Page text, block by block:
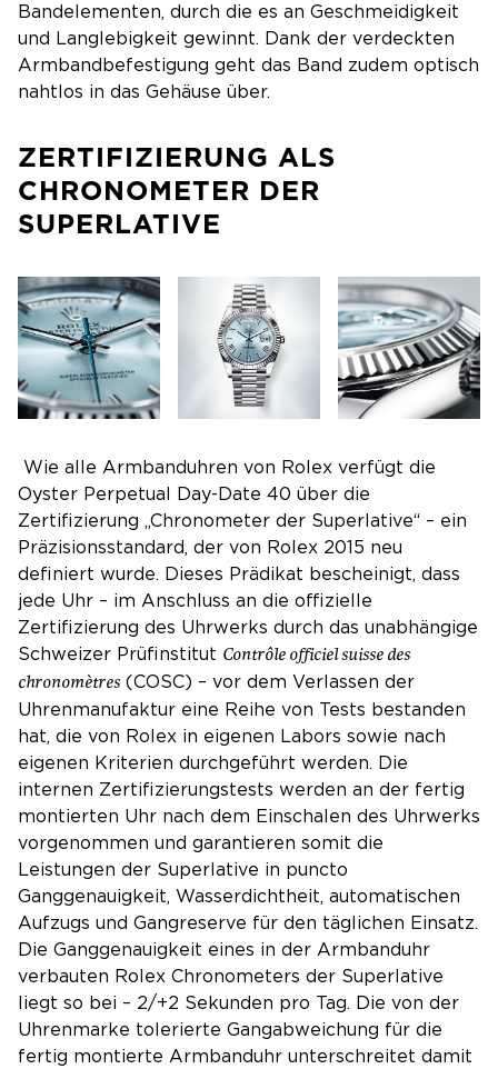
Bandelementen, durch die es an Geschmeidigkeit
und Langlebigkeit gewinnt. Dank der verdeckten
Armbandbefestigung geht das Band zudem optisch
nahtlos in das Gehäuse über.
ZERTIFIZIERUNG ALS
CHRONOMETER DER
SUPERLATIVE
Wie alle Armbanduhren von Rolex verfügt die
Oyster Perpetual Day-Date 40 über die
Zertifizierung „Chronometer der Superlative“ – ein
Präzisionsstandard, der von Rolex 2015 neu
definiert wurde. Dieses Prädikat bescheinigt, dass
jede Uhr – im Anschluss an die offizielle
Zertifizierung des Uhrwerks durch das unabhängige
Schweizer Prüfinstitut Contrôle officiel suisse des
chronomètres (COSC) – vor dem Verlassen der
Uhrenmanufaktur eine Reihe von Tests bestanden
hat, die von Rolex in eigenen Labors sowie nach
eigenen Kriterien durchgeführt werden. Die
internen Zertifizierungstests werden an der fertig
montierten Uhr nach dem Einschalen des Uhrwerks
vorgenommen und garantieren somit die
Leistungen der Superlative in puncto
Ganggenauigkeit, Wasserdichtheit, automatischen
Aufzugs und Gangreserve für den täglichen Einsatz.
Die Ganggenauigkeit eines in der Armbanduhr
verbauten Rolex Chronometers der Superlative
liegt so bei – 2/+2 Sekunden pro Tag. Die von der
Uhrenmarke tolerierte Gangabweichung für die
fertig montierte Armbanduhr unterschreitet damit